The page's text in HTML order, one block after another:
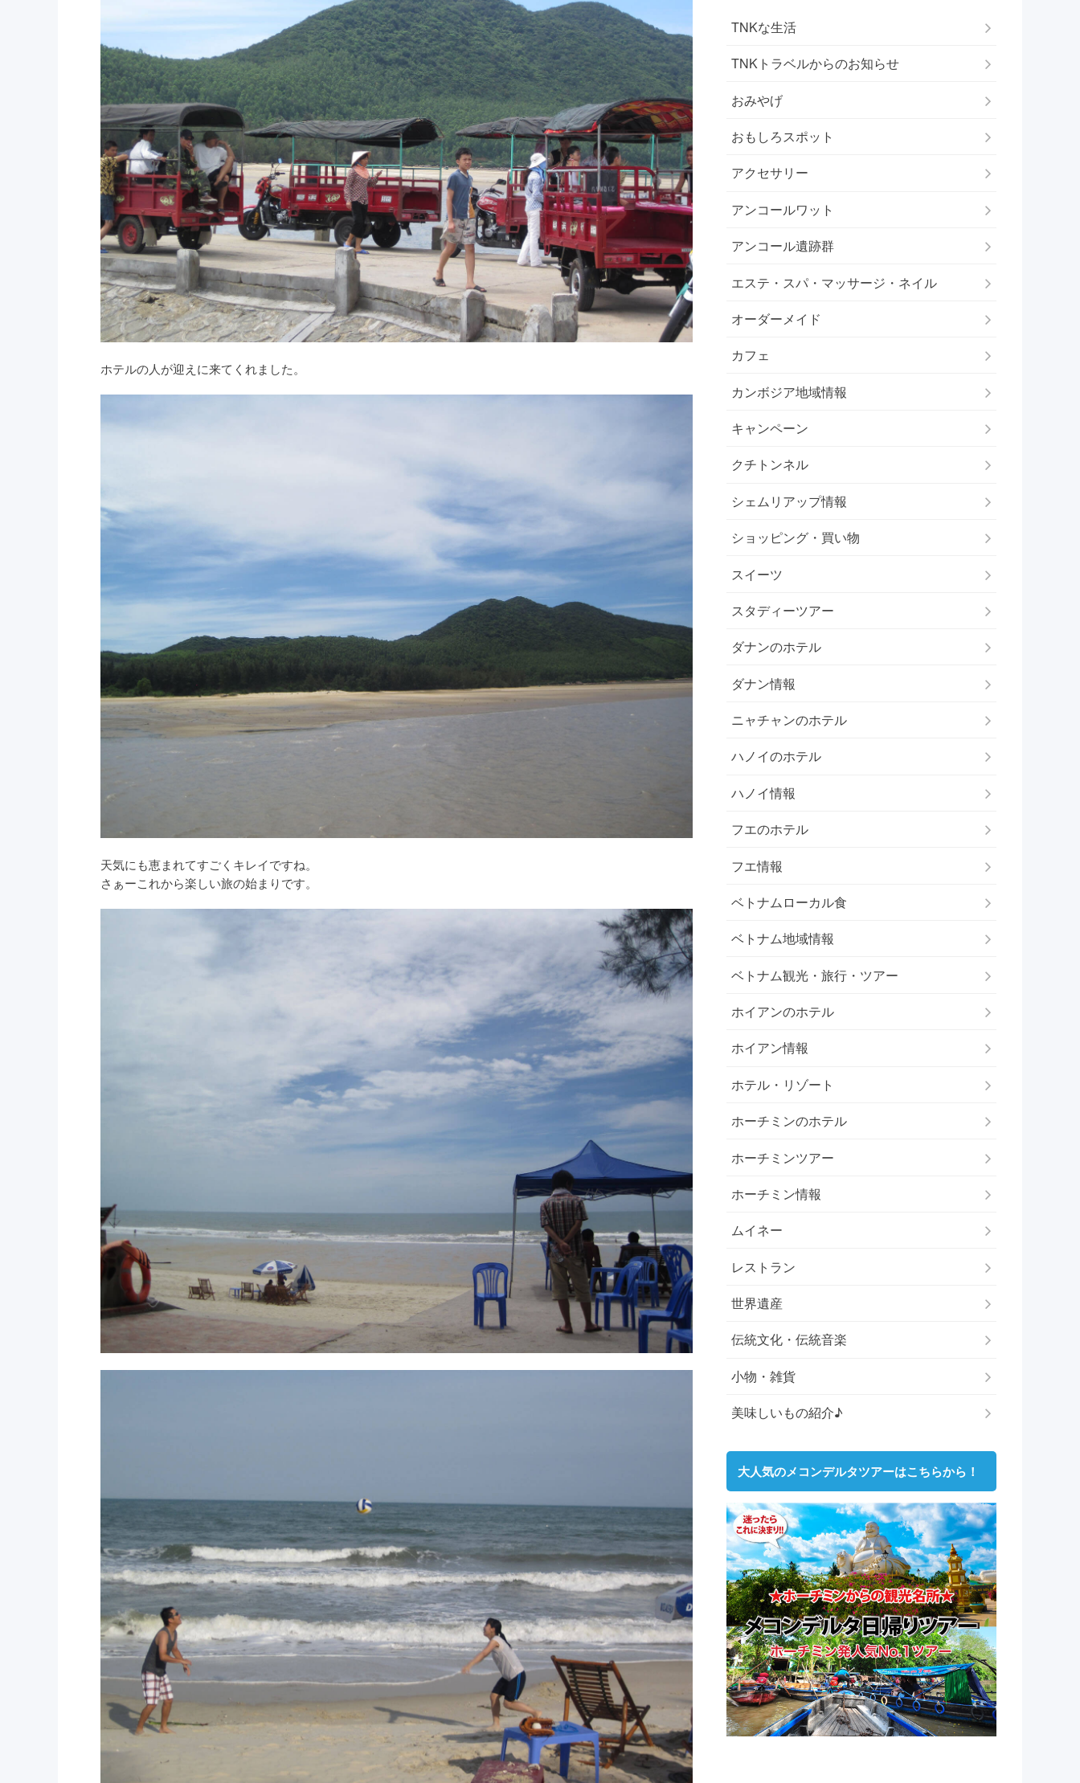
ホテルの人が迎えに来てくれました。
天気にも恵まれてすごくキレイですね。
さぁーこれから楽しい旅の始まりです。
TNKな生活
TNKトラベルからのお知らせ
おみやげ
おもしろスポット
アクセサリー
アンコールワット
アンコール遺跡群
エステ・スパ・マッサージ・ネイル
オーダーメイド
カフェ
カンボジア地域情報
キャンペーン
クチトンネル
シェムリアップ情報
ショッピング・買い物
スイーツ
スタディーツアー
ダナンのホテル
ダナン情報
ニャチャンのホテル
ハノイのホテル
ハノイ情報
フエのホテル
フエ情報
ベトナムローカル食
ベトナム地域情報
ベトナム観光・旅行・ツアー
ホイアンのホテル
ホイアン情報
ホテル・リゾート
ホーチミンのホテル
ホーチミンツアー
ホーチミン情報
ムイネー
レストラン
世界遺産
伝統文化・伝統音楽
小物・雑貨
美味しいもの紹介♪
大人気のメコンデルタツアーはこちらから！